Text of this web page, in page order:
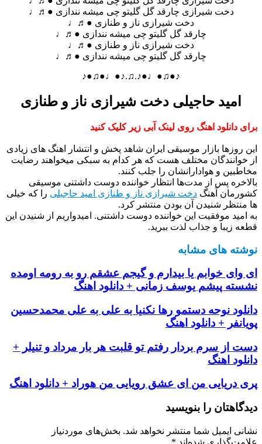
دخت شیرازی چارقد گل گلیتو چی میشه نندازی ●♬♩
دخت شیرازی ناز و طنازی ●♬♩
چارقد گل گلیتو چی میشه نندازی ●♬♩
دخت شیرازی ناز و طنازی ●♬♩
چارقد گل گلیتو چی میشه نندازی ●♬♩
♪●♫●♩●♪.♫.♪●♩●♫●♪
امید حاجیلی دخت شیرازی ناز و طنازی
برای دانلود اهنگ روی لینک آبی زیر کلیک کنید
این روزها بازار موسیقی ایران شاهد پخش و انتشار اهنگ های زیادی
از خوانندگان مختلف هست که هر کدام به سبکی میخواهند رضایت
مخاطبین و هوادارانشان را جلب کنند.
بالاخره پس از مدت‌ها انتظار خواننده دوست داشتنی موسیقی
کشورمان آهنگ دخت شیرازی ناز و طنازی امید حاجیلی را که خیلی
ها منتظر شنیدن آن بودن منتشر کرد.
به امید موفقیت این خواننده دوست داشتنی. امیدواریم از شنیدن این
قطعه زیبا و جذاب لذت ببرید.
نوشته های مشابه
ای وای خوابم یا بیدارم و گیجم عشقم رو به رومه اومده
نشسته پیشم یوسف زمانی + دانلود اهنگ
دانلود نوحه دستمو رها نکنیا به علی به علی محمدحسین
پویانفر + دانلود اهنگ
دست از سرم بردار رفتم تو قلبت هر بار مرداد و تنیلر +
دانلود اهنگ
پری دریایی من ای عشق رویایی من هوراد + دانلود اهنگ
دیدگاهتان را بنویسید
نشانی ایمیل شما منتشر نخواهد شد. بخش‌های موردنیاز
علامت‌گذاری شده‌اند *